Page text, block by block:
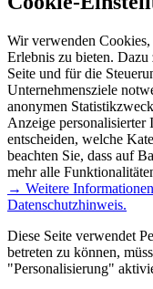
Wir verwenden
Erlebnis zu bieten.
Seite und für die
Unternehmensziele
anonymen
Anzeige personalisierter
entscheiden, welche
beachten Sie, dass auf
mehr alle
→ Weitere
Datenschutzhinweis.
Diese Seite verwendet
betreten zu können,
"Personalisierung"